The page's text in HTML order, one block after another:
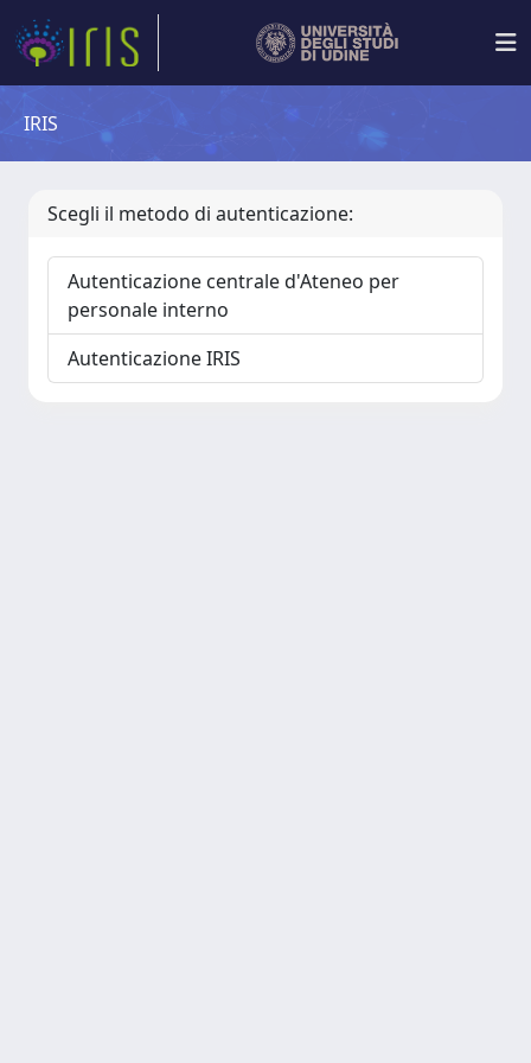
IRIS
Scegli il metodo di autenticazione:
Autenticazione centrale d'Ateneo per
personale interno
Autenticazione IRIS